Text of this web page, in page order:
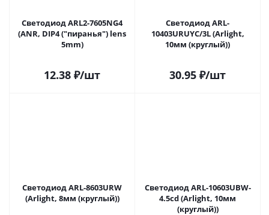
Светодиод ARL2-7605NG4
(ANR, DIP4 ("пиранья") lens
5mm)
12.38 ₽/шт
Светодиод ARL-
10403URUYC/3L (Arlight,
10мм (круглый))
30.95 ₽/шт
Светодиод ARL-8603URW
(Arlight, 8мм (круглый))
Светодиод ARL-10603UBW-
4.5cd (Arlight, 10мм
(круглый))